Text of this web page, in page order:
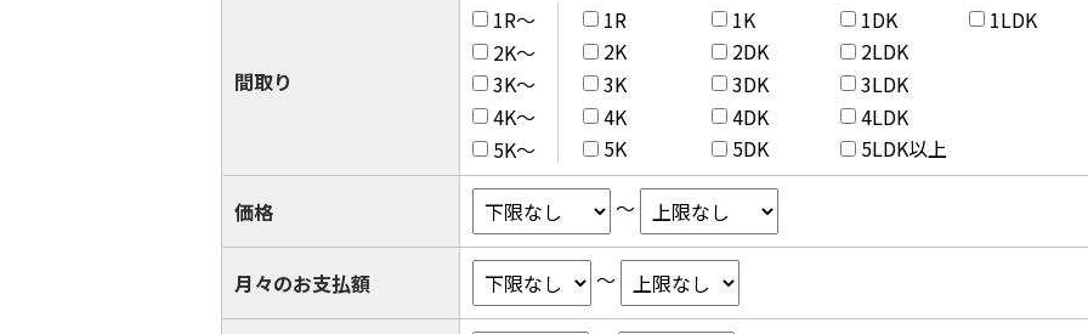
間取り
1R～
2K～
3K～
4K～
5K～
1R 1K 1DK
1LDK
2K
2DK
2LDK
3K
3DK
3LDK
4K
4DK
4LDK
5K
5DK 5LDK以上
価格 ～
月々のお支払額 ～